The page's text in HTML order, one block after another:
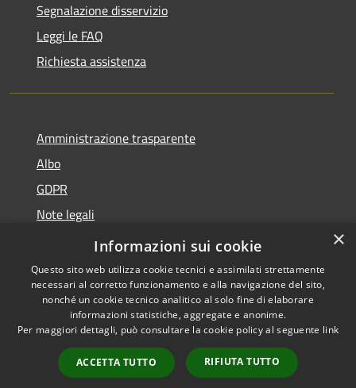
Segnalazione disservizio
Leggi le FAQ
Richiesta assistenza
Amministrazione trasparente
Albo
GDPR
Note legali
Dichiarazione di accessibilità
Accessibilità
Copyright © 2026 • Comune di
Cattolica • Powered by
Municipium•
Accesso
redazione
×
Informazioni sui cookie
Questo sito web utilizza cookie tecnici e assimilati strettamente
necessari al corretto funzionamento e alla navigazione del sito,
nonché un cookie tecnico analitico al solo fine di elaborare
informazioni statistiche, aggregate e anonime.
Per maggiori dettagli, può consultare la cookie policy al seguente link
ACCETTA TUTTO RIFIUTA TUTTO